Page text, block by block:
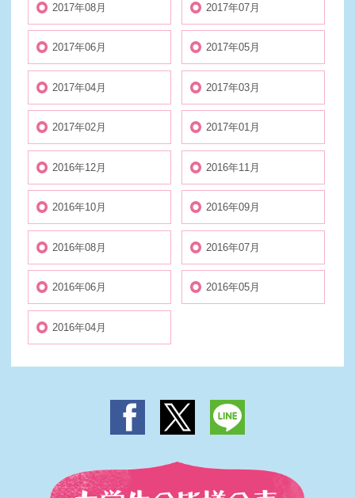
2017年08月 2017年07月
2017年06月 2017年05月
2017年04月 2017年03月
2017年02月 2017年01月
2016年12月 2016年11月
2016年10月 2016年09月
2016年08月 2016年07月
2016年06月 2016年05月
2016年04月